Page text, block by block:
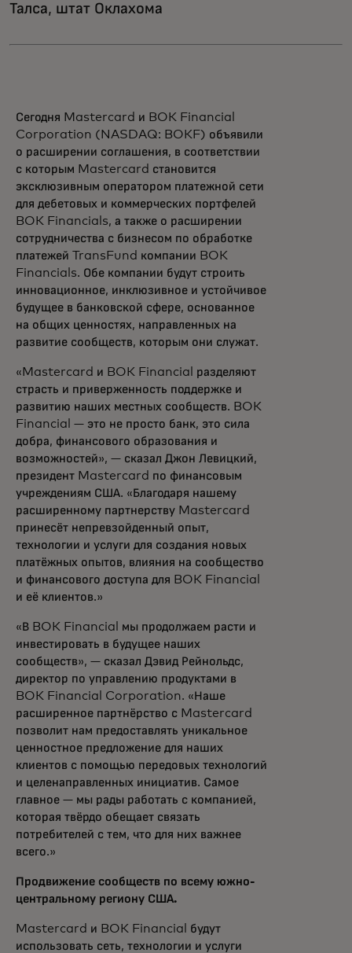
Талса, штат Оклахома
Сегодня Mastercard и BOK Financial
Corporation (NASDAQ: BOKF) объявили
о расширении соглашения, в соответствии
с которым Mastercard становится
эксклюзивным оператором платежной сети
для дебетовых и коммерческих портфелей
BOK Financials, а также о расширении
сотрудничества с бизнесом по обработке
платежей TransFund компании BOK
Financials. Обе компании будут строить
инновационное, инклюзивное и устойчивое
будущее в банковской сфере, основанное
на общих ценностях, направленных на
развитие сообществ, которым они служат.
«Mastercard и BOK Financial разделяют
страсть и приверженность поддержке и
развитию наших местных сообществ. BOK
Financial — это не просто банк, это сила
добра, финансового образования и
возможностей», — сказал Джон Левицкий,
президент Mastercard по финансовым
учреждениям США. «Благодаря нашему
расширенному партнерству Mastercard
принесёт непревзойденный опыт,
технологии и услуги для создания новых
платёжных опытов, влияния на сообщество
и финансового доступа для BOK Financial
и её клиентов.»
«В BOK Financial мы продолжаем расти и
инвестировать в будущее наших
сообществ», — сказал Дэвид Рейнольдс,
директор по управлению продуктами в
BOK Financial Corporation. «Наше
расширенное партнёрство с Mastercard
позволит нам предоставлять уникальное
ценностное предложение для наших
клиентов с помощью передовых технологий
и целенаправленных инициатив. Самое
главное — мы рады работать с компанией,
которая твёрдо обещает связать
потребителей с тем, что для них важнее
всего.»
Продвижение сообществ по всему южно-
центральному региону США.
Mastercard и BOK Financial будут
использовать сеть, технологии и услуги